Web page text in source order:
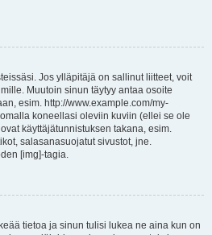
Jos ylläpitäjä on sallinut liitteet, voit
Muutoin sinun täytyy antaa osoite
esim. http://www.example.com/my-
koneellasi oleviin kuviin (ellei se ole
käyttäjätunnistuksen takana, esim.
salasanasuojatut sivustot, jne.
[img]-tagia.
tietoa ja sinun tulisi lukea ne aina kun on